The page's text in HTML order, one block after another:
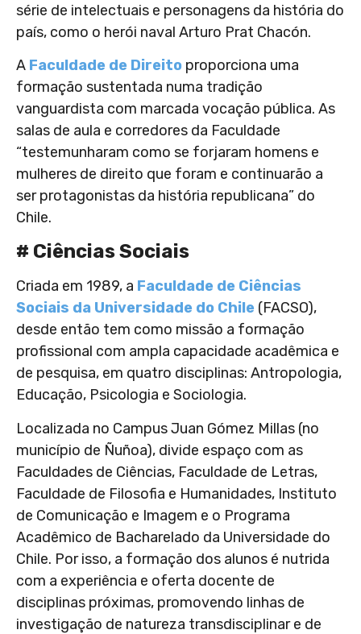
série de intelectuais e personagens da história do
país, como o herói naval Arturo Prat Chacón.
A Faculdade de Direito proporciona uma
formação sustentada numa tradição
vanguardista com marcada vocação pública. As
salas de aula e corredores da Faculdade
“testemunharam como se forjaram homens e
mulheres de direito que foram e continuarão a
ser protagonistas da história republicana” do
Chile.
# Ciências Sociais
Criada em 1989, a Faculdade de Ciências
Sociais da Universidade do Chile (FACSO),
desde então tem como missão a formação
profissional com ampla capacidade acadêmica e
de pesquisa, em quatro disciplinas: Antropologia,
Educação, Psicologia e Sociologia.
Localizada no Campus Juan Gómez Millas (no
município de Ñuñoa), divide espaço com as
Faculdades de Ciências, Faculdade de Letras,
Faculdade de Filosofia e Humanidades, Instituto
de Comunicação e Imagem e o Programa
Acadêmico de Bacharelado da Universidade do
Chile. Por isso, a formação dos alunos é nutrida
com a experiência e oferta docente de
disciplinas próximas, promovendo linhas de
investigação de natureza transdisciplinar e de